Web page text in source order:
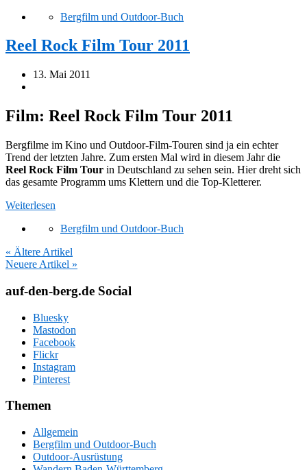
Bergfilm und Outdoor-Buch
Reel Rock Film Tour 2011
13. Mai 2011
Film: Reel Rock Film Tour 2011
Bergfilme im Kino und Outdoor-Film-Touren sind ja ein echter
Trend der letzten Jahre. Zum ersten Mal wird in diesem Jahr die
Reel Rock Film Tour in Deutschland zu sehen sein. Hier dreht sich
das gesamte Programm ums Klettern und die Top-Kletterer.
Weiterlesen
Bergfilm und Outdoor-Buch
« Ältere Artikel
Neuere Artikel »
auf-den-berg.de Social
Bluesky
Mastodon
Facebook
Flickr
Instagram
Pinterest
Themen
Allgemein
Bergfilm und Outdoor-Buch
Outdoor-Ausrüstung